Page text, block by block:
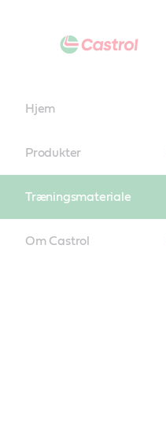
Hjem
Produkter
Træningsmateriale
Om Castrol